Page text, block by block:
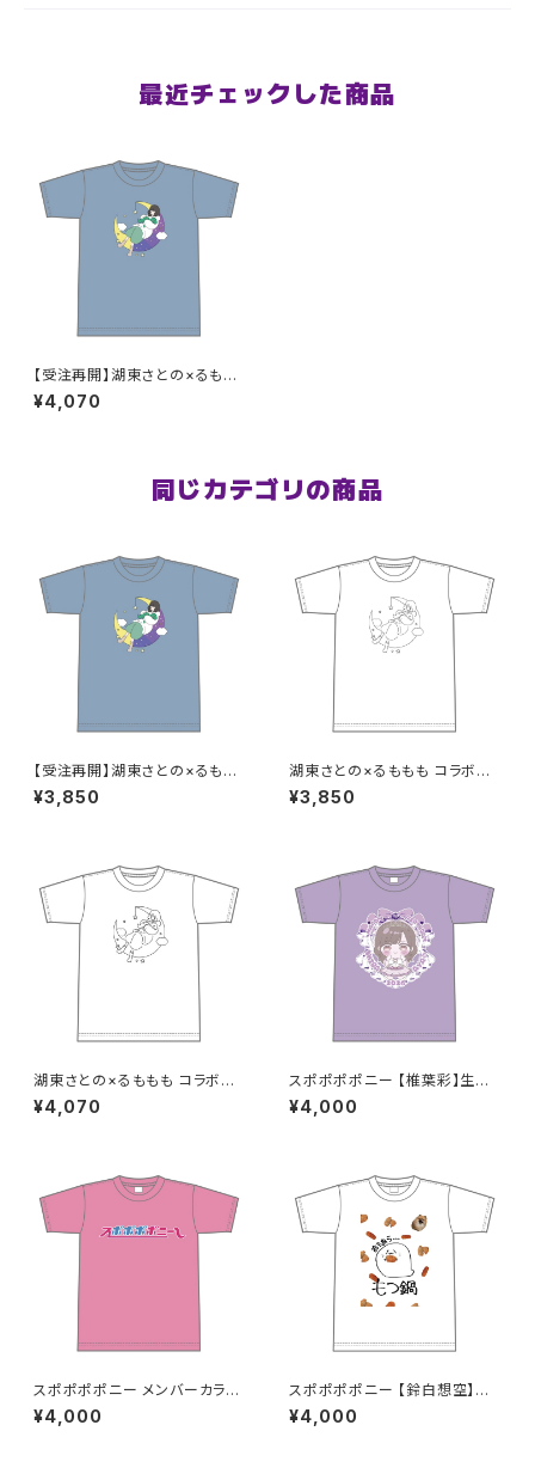
最近チェックした商品
【受注再開】湖東さとの×るもも
も コラボTシャツ XXL〜XXXL
サイズ
¥4,070
同じカテゴリの商品
【受注再開】湖東さとの×るもも
も コラボTシャツ S〜XLサイズ
¥3,850
湖東さとの×るももも コラボT
シャツ ラフ画のみ S〜XLサイズ
¥3,850
湖東さとの×るももも コラボT
シャツ ラフ画のみ XXL〜XXXL
サイズ
¥4,070
スポポポポニー 【椎葉彩】生誕
祭Tシャツ S〜XLサイズ
¥4,000
スポポポポニー メンバーカラー
シンプルデザイン ロゴTシャツ
ピンク S〜XLサイズ
¥4,000
スポポポポニー 【鈴白想空】生
誕祭 そらちゃんが熱が出た時に
見そうな夢Tシャツ S〜XLサイ
¥4,000